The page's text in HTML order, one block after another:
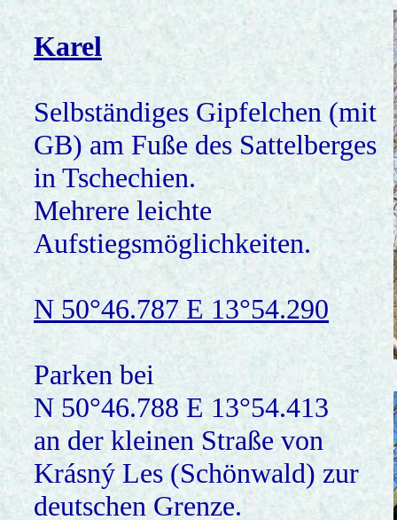
Karel
Selbständiges Gipfelchen (mit
GB) am Fuße des Sattelberges
in Tschechien.
Mehrere leichte
Aufstiegsmöglichkeiten.
N 50°46.787 E 13°54.290
Parken bei
N 50°46.788 E 13°54.413
an der kleinen Straße von
Krásný Les (Schönwald) zur
deutschen Grenze.